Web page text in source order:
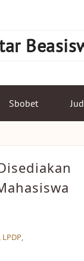
Sbobet
, LPDP,